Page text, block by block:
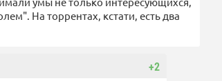
На торрентах, кстати, есть два
+2